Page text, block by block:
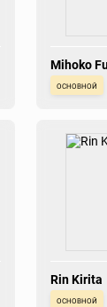
Mihoko
основной
Rin Kirita
основной